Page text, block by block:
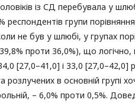
із СД перебувала у
респондентів групи
не був у шлюбі, у групах
проти 36,0%), що логічно,
[27,0–41,0] і 33,0 [27,0–42,0]
розлучених в основній групі
– 6,0% проти 0,5%.